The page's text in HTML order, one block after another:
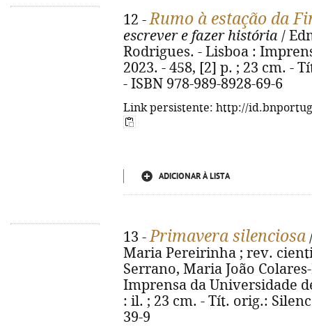
12 -Rumo à estação da
escrever e fazer história /
Rodrigues. - Lisboa :
2023. - 458, [2] p. ; 23 cm. -
- ISBN 978-989-8928-69-6
Link persistente: http://
ADICIONAR À LISTA
13 -Primavera silenciosa
Maria Pereirinha ; rev.
Serrano, Maria João
Imprensa da Universidade
: il. ; 23 cm. - Tít. orig.:
39-9